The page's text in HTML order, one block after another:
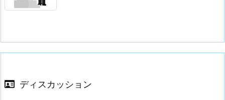
ディスカッション